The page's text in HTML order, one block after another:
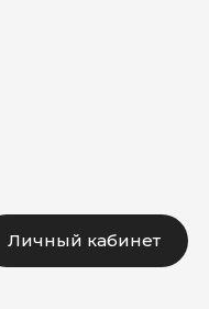
Личный кабинет